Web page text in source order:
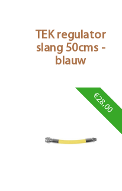
TEK regulator
slang 50cms -
blauw
€28,00